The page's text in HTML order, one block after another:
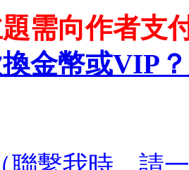
需向作者支
金幣或VIP？